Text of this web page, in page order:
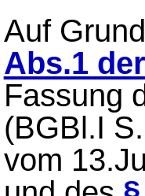
Auf
Abs.1
Fassung
(BGBl.I
vom